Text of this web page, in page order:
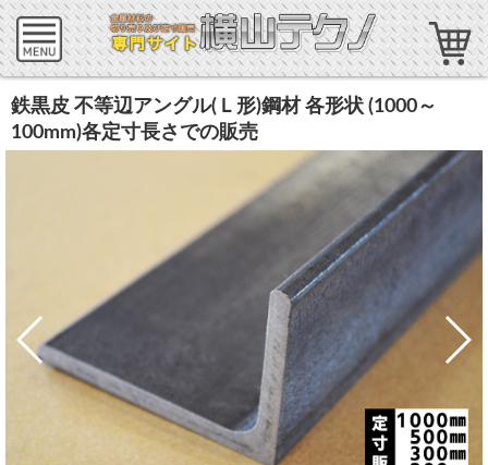
鉄黒皮 不等辺アングル(Ｌ形)鋼材 各形状 (1000～
100mm)各定寸長さでの販売